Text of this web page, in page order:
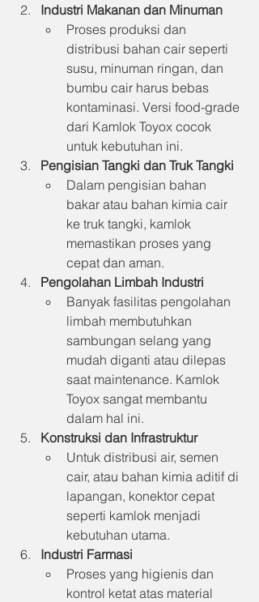
Industri Makanan dan Minuman
Proses produksi dan
distribusi bahan cair seperti
susu, minuman ringan, dan
bumbu cair harus bebas
kontaminasi. Versi food-grade
dari Kamlok Toyox cocok
untuk kebutuhan ini.
Pengisian Tangki dan Truk Tangki
Dalam pengisian bahan
bakar atau bahan kimia cair
ke truk tangki, kamlok
memastikan proses yang
cepat dan aman.
Pengolahan Limbah Industri
Banyak fasilitas pengolahan
limbah membutuhkan
sambungan selang yang
mudah diganti atau dilepas
saat maintenance. Kamlok
Toyox sangat membantu
dalam hal ini.
Konstruksi dan Infrastruktur
Untuk distribusi air, semen
cair, atau bahan kimia aditif di
lapangan, konektor cepat
seperti kamlok menjadi
kebutuhan utama.
Industri Farmasi
Proses yang higienis dan
kontrol ketat atas material